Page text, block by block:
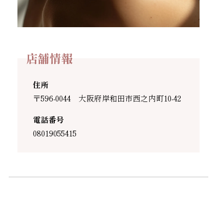
店舗情報
住所
〒596-0044 大阪府岸和田市西之内町10-42
電話番号
08019055415